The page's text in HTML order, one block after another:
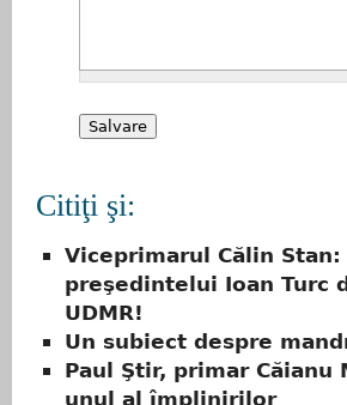
Citiţi şi:
Viceprimarul Călin
preşedintelui Ioan Turc
UDMR!
Un subiect despre
Paul Ştir, primar Căianu
unul al împlinirilor